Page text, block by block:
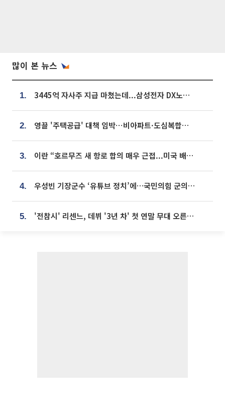
많이 본 뉴스
1. 3445억 자사주 지급 마쳤는데...삼성전자 DX노조, 뒤늦은 '떼쓰기 집회'
2. 영끌 '주택공급' 대책 임박⋯비아파트·도심복합까지 총동원
3. 이란 “호르무즈 새 항로 합의 매우 근접...미국 배상 먼저”
4. 우성빈 기장군수 ‘유튜브 정치’에…국민의힘 군의원들 집단 반발
5. '전참시' 리센느, 데뷔 '3년 차' 첫 연말 무대 오른다⋯"그동안 섭외 안 와"